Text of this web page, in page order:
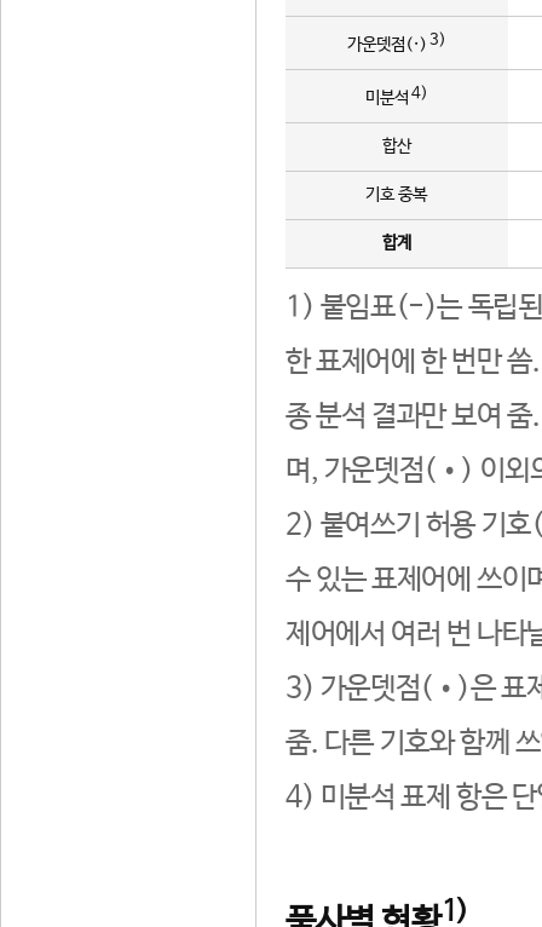
가운뎃점(·) 3)
미분석 4)
합산
기호 중복
합계
1) 붙임표(-)는 독립된
한 표제어에 한 번만
종 분석 결과만 보여
며, 가운뎃점(•) 이외
2) 붙여쓰기 허용 기호
수 있는 표제어에 쓰이
제어에서 여러 번 나타
3) 가운뎃점(•)은 표
줌. 다른 기호와 함께
4) 미분석 표제 항은
1)